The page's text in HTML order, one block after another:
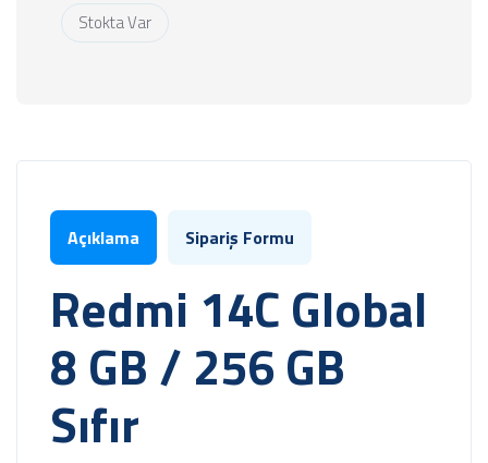
Stokta Var
Açıklama Sipariş Formu
Redmi 14C Global
8 GB / 256 GB
Sıfır